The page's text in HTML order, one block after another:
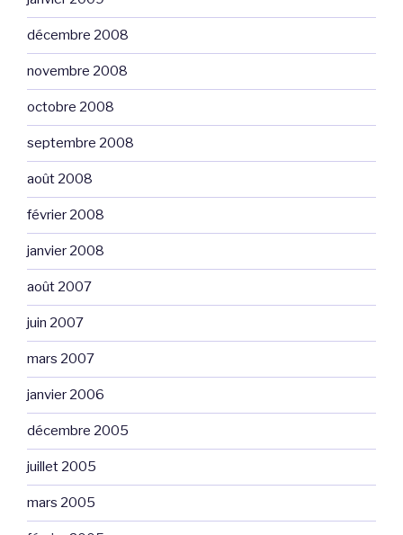
décembre 2008
novembre 2008
octobre 2008
septembre 2008
août 2008
février 2008
janvier 2008
août 2007
juin 2007
mars 2007
janvier 2006
décembre 2005
juillet 2005
mars 2005